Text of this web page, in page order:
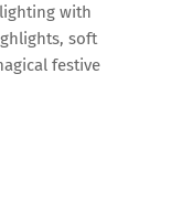
with
soft
festive